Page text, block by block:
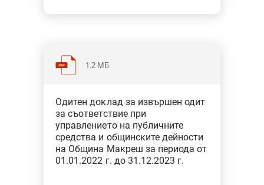
1.2 МБ
Тип: Одит за съответствие при
финансовото управление
Одитен доклад за извършен одит
за съответствие при
управлението на публичните
средства и общинските дейности
на Община Макреш за периода от
01.01.2022 г. до 31.12.2023 г.